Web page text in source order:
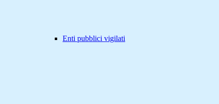
Enti pubblici vigilati